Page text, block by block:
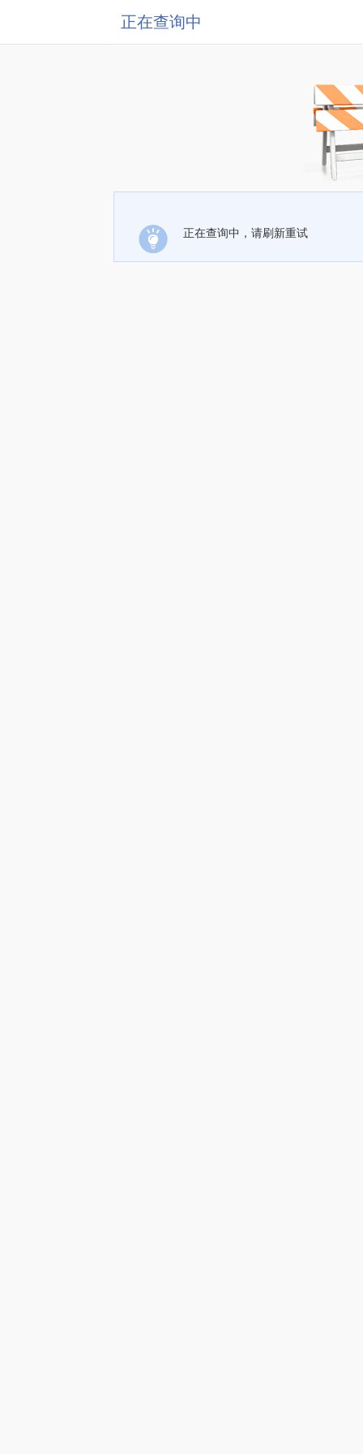
正在查询中
正在查询中，请刷新重试